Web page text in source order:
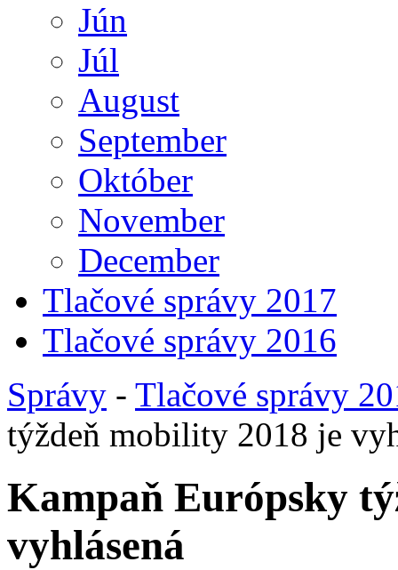
Jún
Júl
August
September
Október
November
December
Tlačové správy 2017
Tlačové správy 2016
Správy - Tlačové správy
týždeň mobility 2018 je
Kampaň Európsky
vyhlásená